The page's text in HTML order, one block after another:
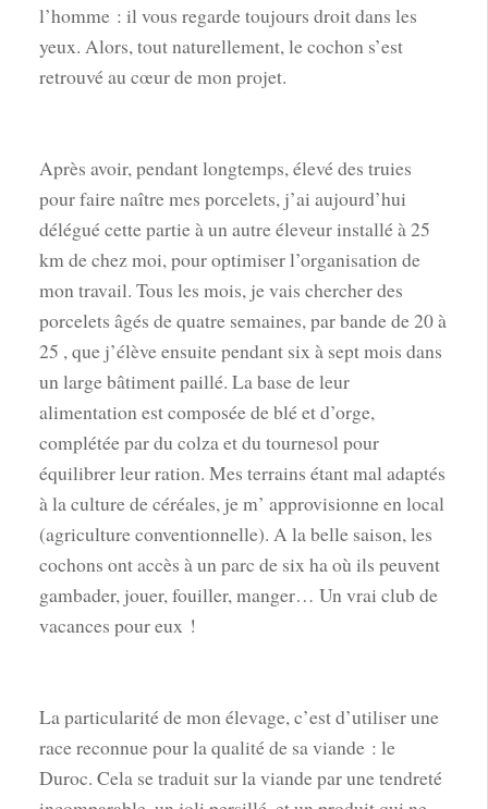
l’homme : il vous regarde toujours droit dans les
yeux. Alors, tout naturellement, le cochon s’est
retrouvé au cœur de mon projet.
Après avoir, pendant longtemps, élevé des truies
pour faire naître mes porcelets, j’ai aujourd’hui
délégué cette partie à un autre éleveur installé à 25
km de chez moi, pour optimiser l’organisation de
mon travail. Tous les mois, je vais chercher des
porcelets âgés de quatre semaines, par bande de 20 à
25 , que j’élève ensuite pendant six à sept mois dans
un large bâtiment paillé. La base de leur
alimentation est composée de blé et d’orge,
complétée par du colza et du tournesol pour
équilibrer leur ration. Mes terrains étant mal adaptés
à la culture de céréales, je m’ approvisionne en local
(agriculture conventionnelle). A la belle saison, les
cochons ont accès à un parc de six ha où ils peuvent
gambader, jouer, fouiller, manger… Un vrai club de
vacances pour eux !
La particularité de mon élevage, c’est d’utiliser une
race reconnue pour la qualité de sa viande : le
Duroc. Cela se traduit sur la viande par une tendreté